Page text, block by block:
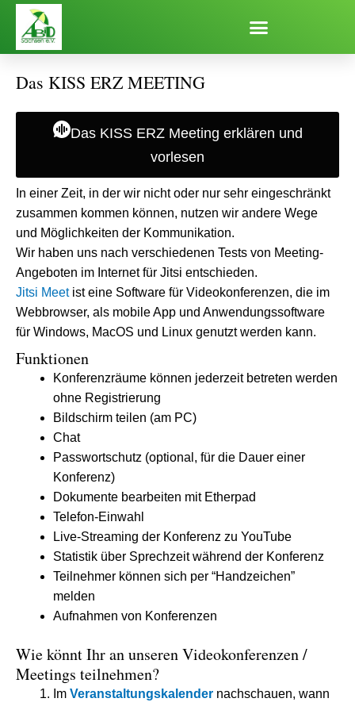
Inhalt
springen
Das KISS ERZ MEETING
Das KISS ERZ Meeting erklären und
vorlesen
In einer Zeit, in der wir nicht oder nur sehr eingeschränkt
zusammen kommen können, nutzen wir andere Wege
und Möglichkeiten der Kommunikation.
Wir haben uns nach verschiedenen Tests von Meeting-
Angeboten im Internet für Jitsi entschieden.
Jitsi Meetist eine Software für Videokonferenzen, die im
Webbrowser, als mobile App und Anwendungssoftware
für Windows, MacOS und Linux genutzt werden kann.
Funktionen
Konferenzräume können jederzeit betreten werden
ohne Registrierung
Bildschirm teilen (am PC)
Chat
Passwortschutz (optional, für die Dauer einer
Konferenz)
Dokumente bearbeiten mit Etherpad
Telefon-Einwahl
Live-Streaming der Konferenz zu YouTube
Statistik über Sprechzeit während der Konferenz
Teilnehmer können sich per “Handzeichen”
melden
Aufnahmen von Konferenzen
Wie könnt Ihr an unseren Videokonferenzen /
Meetings teilnehmen?
Im Veranstaltungskalendernachschauen, wann